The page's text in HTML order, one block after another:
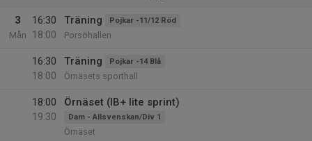
3
Mån
16:30
18:00
Träning Pojkar -11/12 Röd
Porsöhallen
16:30
18:00
Träning Pojkar -14 Blå
Örnäsets sporthall
18:00
19:30
Örnäset (IB+ lite sprint)
Dam - Allsvenskan/Div 1
Örnäset